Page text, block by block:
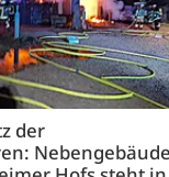
der
Nebengebäude